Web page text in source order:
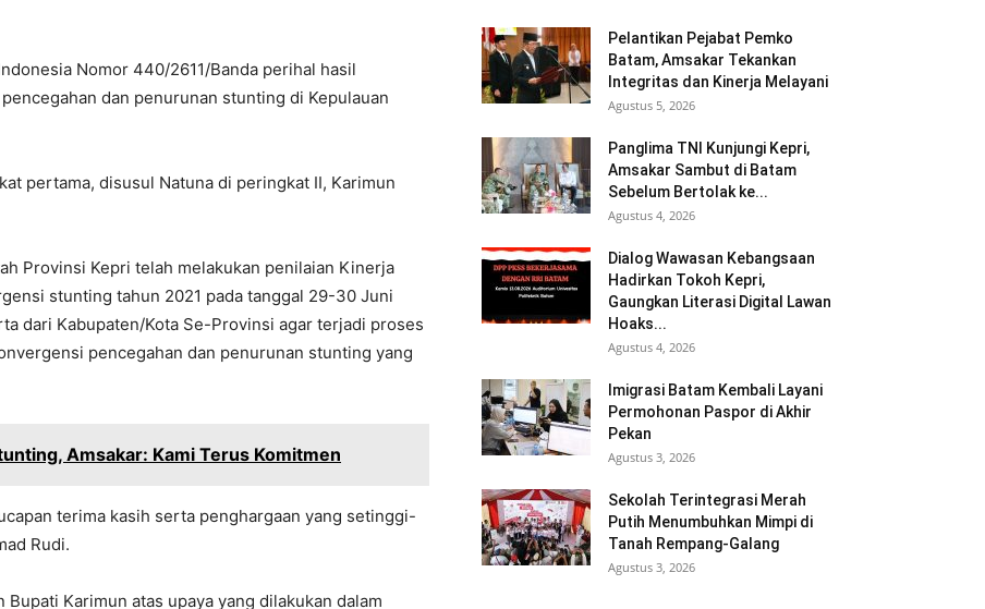
Nomor 440/2611/Banda perihal hasil
dan penurunan stunting di Kepulauan
pertama, disusul Natuna di peringkat II, Karimun
Provinsi Kepri telah melakukan penilaian Kinerja
stunting tahun 2021 pada tanggal 29-30 Juni
dari Kabupaten/Kota Se-Provinsi agar terjadi proses
pencegahan dan penurunan stunting yang
Amsakar: Kami Terus Komitmen
terima kasih serta penghargaan yang setinggi-
Rudi.
Karimun atas upaya yang dilakukan dalam
Pelantikan Pejabat Pemko
Batam, Amsakar Tekankan
Integritas dan Kinerja Melayani
Agustus 5, 2026
Panglima TNI Kunjungi Kepri,
Amsakar Sambut di Batam
Sebelum Bertolak ke...
Agustus 4, 2026
Dialog Wawasan Kebangsaan
Hadirkan Tokoh Kepri,
Gaungkan Literasi Digital Lawan
Hoaks...
Agustus 4, 2026
Imigrasi Batam Kembali Layani
Permohonan Paspor di Akhir
Pekan
Agustus 3, 2026
Sekolah Terintegrasi Merah
Putih Menumbuhkan Mimpi di
Tanah Rempang-Galang
Agustus 3, 2026